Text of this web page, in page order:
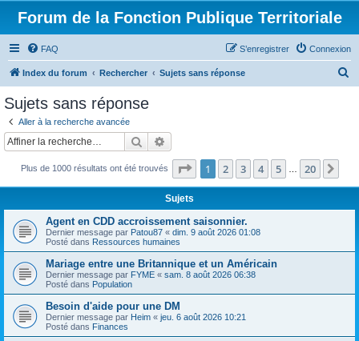
Forum de la Fonction Publique Territoriale
FAQ Connexion
S’enregistrer
Index du forum Rechercher Sujets sans réponse
c
Sujets sans réponse
Aller à la recherche avancée
Rechercher
Plus de 1000 résultats ont été trouvés Page 1sur20
1 2 3 4 5 20
Sujets
Agent en CDD accroissement saisonnier.
Dernier message par Patou87 « dim. 9 août 2026 01:08
Posté dans Ressources humaines
Mariage entre une Britannique et un Américain
Dernier message par FYME « sam. 8 août 2026 06:38
Posté dans Population
Besoin d'aide pour une DM
Dernier message par Heim « jeu. 6 août 2026 10:21
Posté dans Finances